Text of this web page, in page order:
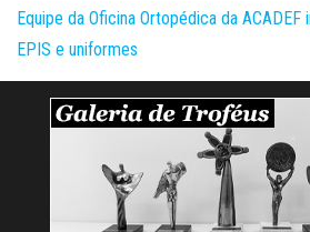
Equipe da Oficina Ortopédica da ACADEF
EPIS e uniformes